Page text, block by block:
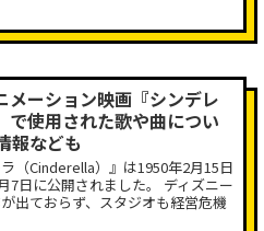
メーション映画『シンデレ
で使用された歌や曲につい
報なども
（Cinderella）』は1950年2月15日
7日に公開されました。 ディズニー
出ておらず、スタジオも経営危機